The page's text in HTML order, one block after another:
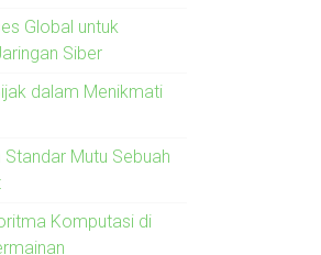
Global untuk
Siber
dalam Menikmati
Mutu Sebuah
Komputasi di